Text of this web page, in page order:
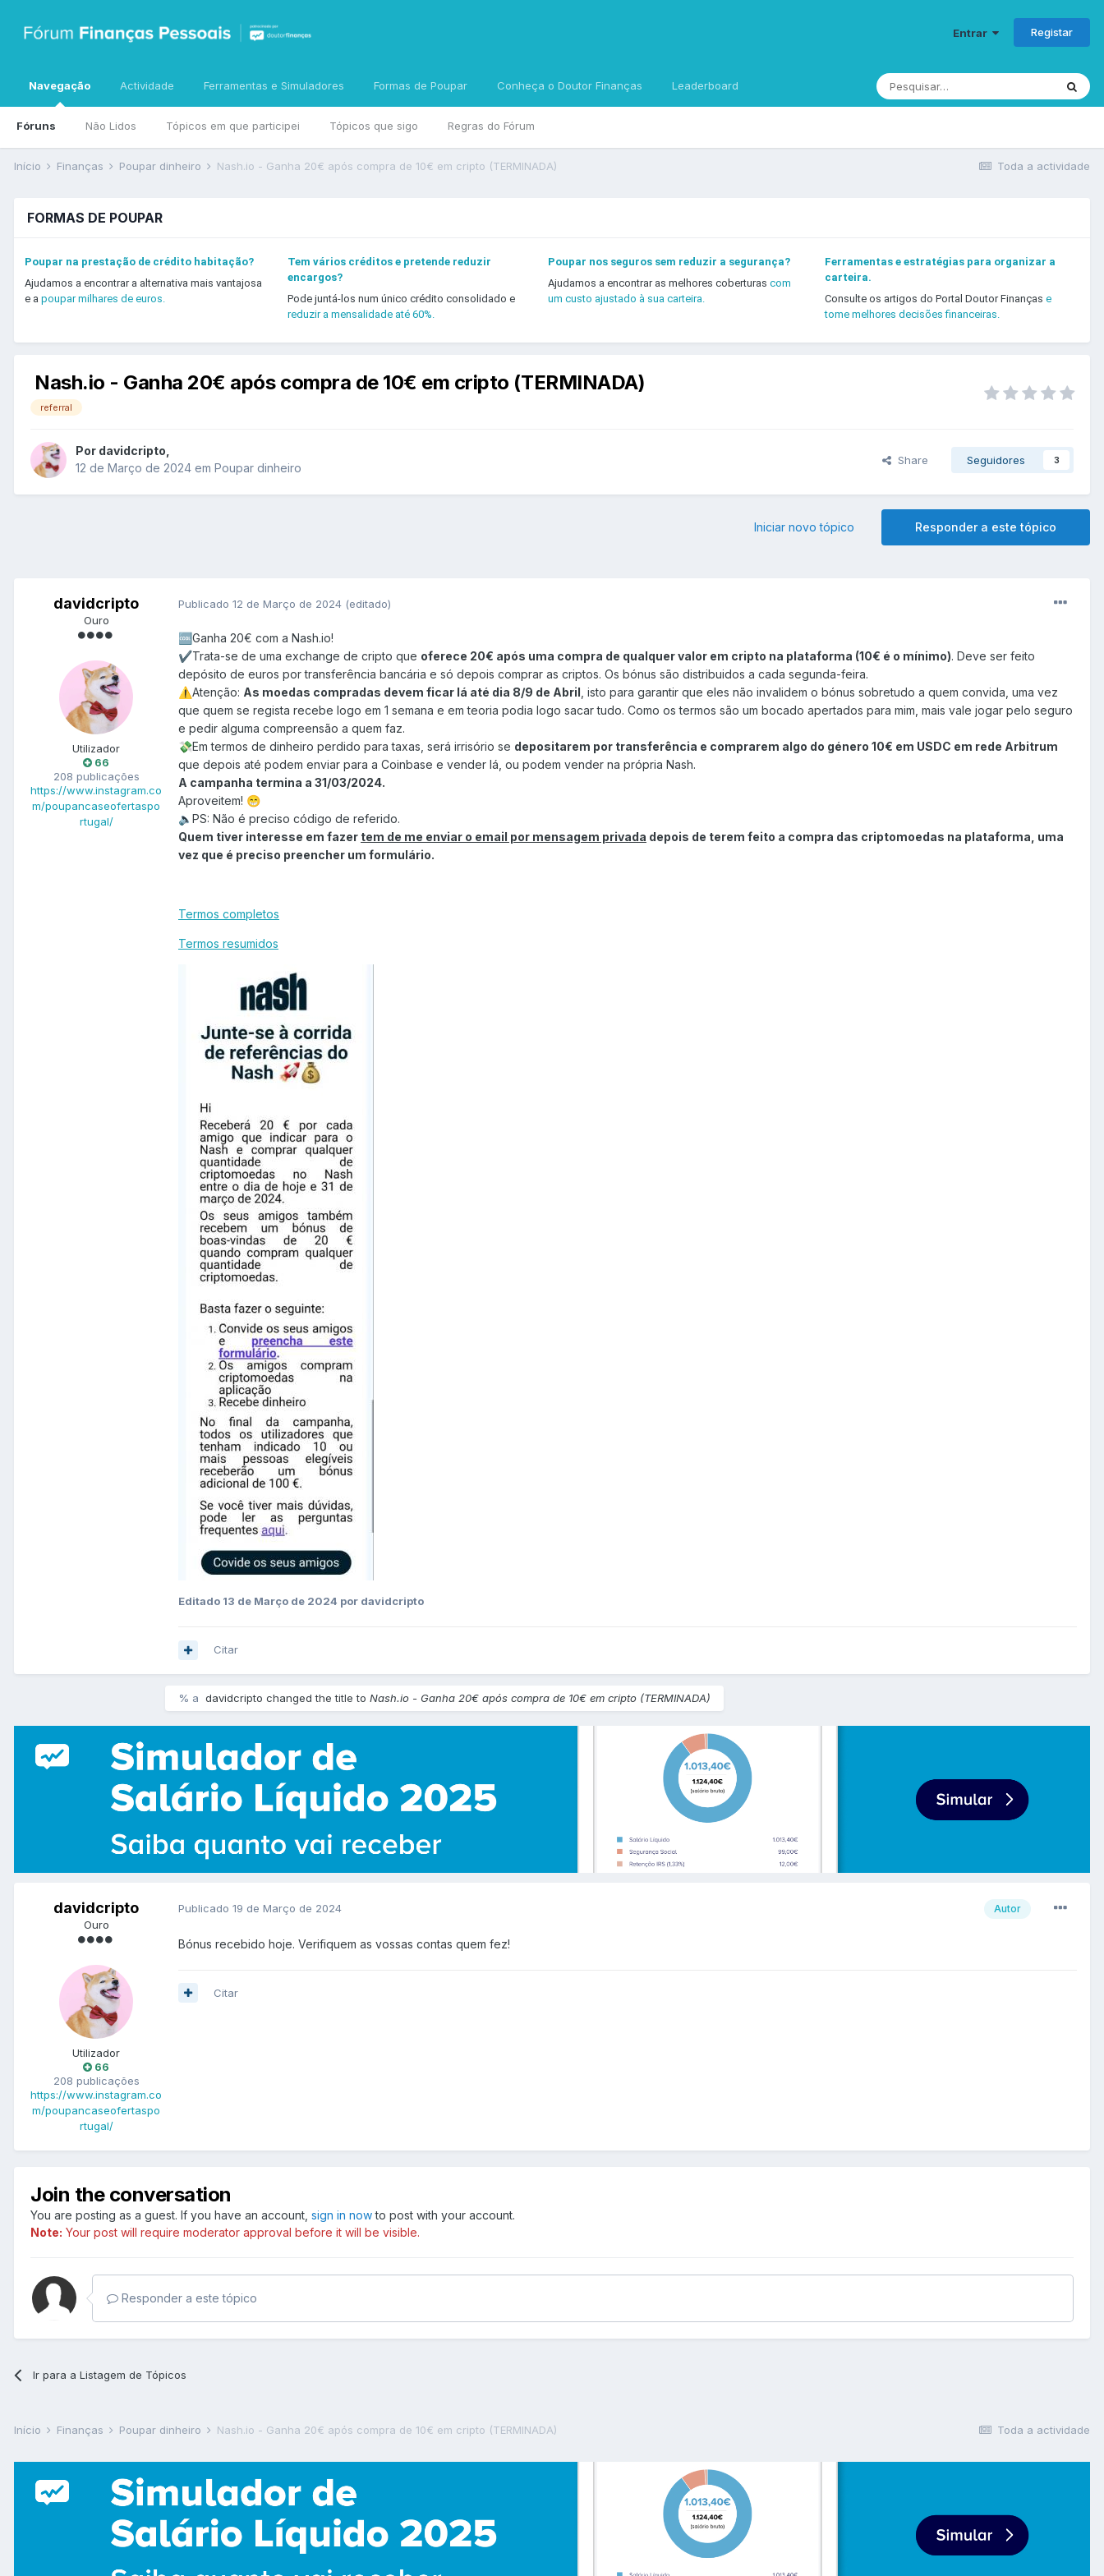
Entrar Registar
Navegação
Fóruns Não Lidos Tópicos em que participei Tópicos que sigo Regras do Fórum
Actividade Ferramentas e Simuladores Formas de Poupar Conheça o Doutor Finanças Leaderboard
Toda a actividade
Início Finanças Poupar dinheiro Nash.io - Ganha 20€ após compra de 10€ em cripto (TERMINADA)
FORMAS DE POUPAR
Poupar na prestação de crédito habitação?
Ajudamos a encontrar a alternativa mais vantajosa
e a poupar milhares de euros.
Tem vários créditos e pretende reduzir
encargos?
Pode juntá-los num único crédito consolidado e
reduzir a mensalidade até 60%.
Poupar nos seguros sem reduzir a segurança?
Ajudamos a encontrar as melhores coberturascom
um custo ajustado à sua carteira.
Ferramentas e estratégias para organizar a
carteira.
Consulte os artigos do Portal Doutor Finanças e
tome melhores decisões financeiras.
Nash.io - Ganha 20€ após compra de 10€ em cripto (TERMINADA)
referral
Por davidcripto
12 de Março de 2024 em Poupar dinheiro
Share Seguidores 3
Responder a este tópico
Iniciar novo tópico
davidcripto
Ouro
Utilizador
66
208 publicações
https://www.instagram.co
m/poupancaseofertaspo
rtugal/
Publicado 12 de Março de 2024 (editado)
🆒Ganha 20€ com a Nash.io!
✔️Trata-se de uma exchange de cripto que oferece 20€ após uma compra de qualquer valor em cripto na plataforma (10€ é o mínimo). Deve ser feito
depósito de euros por transferência bancária e só depois comprar as criptos. Os bónus são distribuidos a cada segunda-feira.
⚠️Atenção: As moedas compradas devem ficar lá até dia 8/9 de Abril , isto para garantir que eles não invalidem o bónus sobretudo a quem convida, uma vez
que quem se regista recebe logo em 1 semana e em teoria podia logo sacar tudo. Como os termos são um bocado apertados para mim, mais vale jogar pelo seguro
e pedir alguma compreensão a quem faz.
💸Em termos de dinheiro perdido para taxas, será irrisório se depositarem por transferência e comprarem algo do género 10€ em USDC em rede Arbitrum
que depois até podem enviar para a Coinbase e vender lá, ou podem vender na própria Nash.
A campanha termina a 31/03/2024.
Aproveitem! 😁
🔈 PS: Não é preciso código de referido.
Quem tiver interesse em fazer tem de me enviar o email por mensagem privada depois de terem feito a compra das criptomoedas na plataforma, uma
vez que é preciso preencher um formulário.
Termos completos
Termos resumidos
Editado 13 de Março de 2024 por davidcripto
Citar
% a davidcripto changed the title to Nash.io - Ganha 20€ após compra de 10€ em cripto (TERMINADA)
davidcripto
Ouro
Utilizador
66
208 publicações
https://www.instagram.co
m/poupancaseofertaspo
rtugal/
Autor
Publicado 19 de Março de 2024
Bónus recebido hoje. Verifiquem as vossas contas quem fez!
Citar
Join the conversation
You are posting as a guest. If you have an account, sign in nowto post with your account.
Note: Your post will require moderator approval before it will be visible.
Responder a este tópico
Ir para a Listagem de Tópicos
Toda a actividade
Início Finanças Poupar dinheiro Nash.io - Ganha 20€ após compra de 10€ em cripto (TERMINADA)